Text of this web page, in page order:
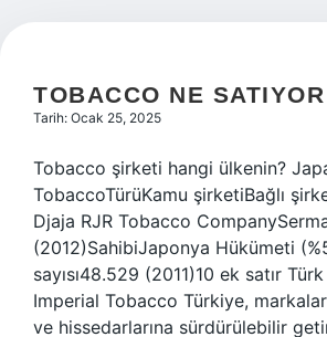
TOBACCO NE SATIYOR
Tarih: Ocak 25, 2025
Tobacco şirketi hangi ülkenin?
TobaccoTürüKamu şirketiBağlı
Djaja RJR Tobacco
(2012)SahibiJaponya Hükümeti
sayısı48.529 (2011)10 ek satır
Imperial Tobacco Türkiye,
ve hissedarlarına sürdürülebilir